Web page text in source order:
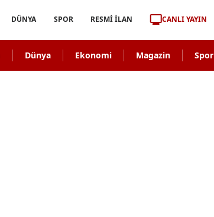
DÜNYA SPOR RESMİ İLAN CANLI YAYIN
Dünya Ekonomi Magazin Spor